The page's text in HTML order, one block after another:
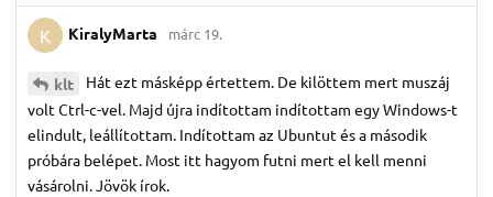
K KiralyMarta márc 19.
klt
Hát ezt másképp értettem. De kilöttem mert muszáj
volt Ctrl-c-vel. Majd újra indítottam indítottam egy Windows-t
elindult, leállítottam. Indítottam az Ubuntut és a második
próbára belépet. Most itt hagyom futni mert el kell menni
vásárolni. Jövök írok.